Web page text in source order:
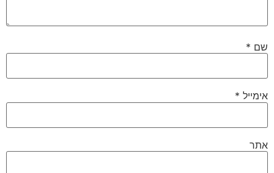
שם *
אימייל *
אתר